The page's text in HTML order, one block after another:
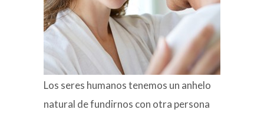
Los seres humanos tenemos un anhelo
natural de fundirnos con otra persona